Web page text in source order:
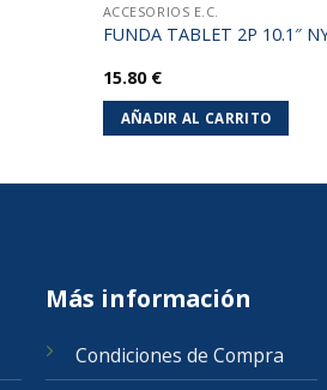
ACCESORIOS E.C.
FUNDA TABLET 2P 10.1″
15.80 €
AÑADIR AL CARRITO
Más información
Condiciones de Compra